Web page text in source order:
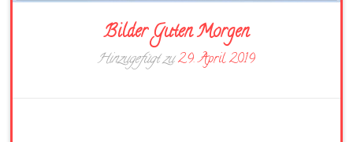
Bilder Guten Morgen
Hinzugefügt zu29. April 2019